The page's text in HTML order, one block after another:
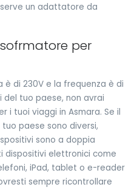
un adattatore da
per
è di 230V e la frequenza è di
del tuo paese, non avrai
i tuoi viaggi in Asmara. Se il
paese sono diversi,
sono a doppia
dispositivi elettronici come
iPad, tablet o e-reader
sempre ricontrollare